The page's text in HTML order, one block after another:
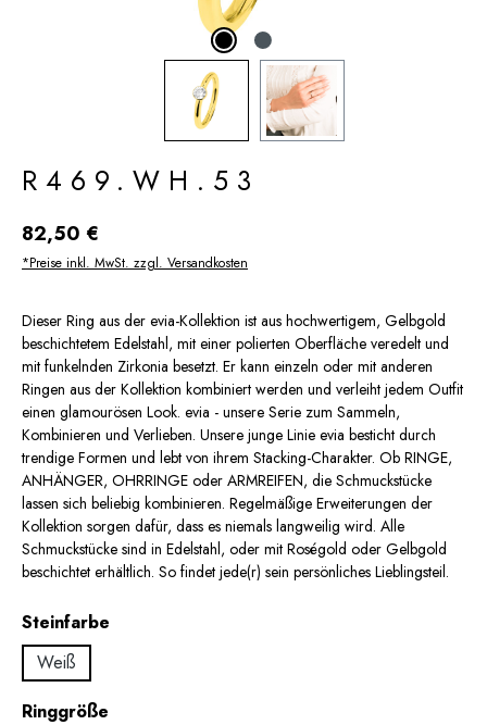
R469.WH.53
Regulärer Preis:
82,50 €
*Preise inkl. MwSt. zzgl. Versandkosten
Dieser Ring aus der evia-Kollektion ist aus hochwertigem, Gelbgold
beschichtetem Edelstahl, mit einer polierten Oberfläche veredelt und
mit funkelnden Zirkonia besetzt. Er kann einzeln oder mit anderen
Ringen aus der Kollektion kombiniert werden und verleiht jedem Outfit
einen glamourösen Look. evia - unsere Serie zum Sammeln,
Kombinieren und Verlieben. Unsere junge Linie evia besticht durch
trendige Formen und lebt von ihrem Stacking-Charakter. Ob RINGE,
ANHÄNGER, OHRRINGE oder ARMREIFEN, die Schmuckstücke
lassen sich beliebig kombinieren. Regelmäßige Erweiterungen der
Kollektion sorgen dafür, dass es niemals langweilig wird. Alle
Schmuckstücke sind in Edelstahl, oder mit Roségold oder Gelbgold
beschichtet erhältlich. So findet jede(r) sein persönliches Lieblingsteil.
Steinfarbe
Weiß
Ringgröße